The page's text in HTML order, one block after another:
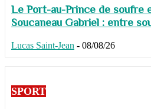
Le Port-au-Prince de soufre
Soucaneau Gabriel : entre
Lucas Saint-Jean - 08/08/26
SPORT